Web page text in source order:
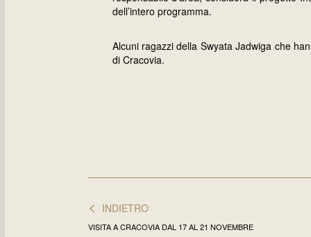
dell’intero programma.
Alcuni ragazzi della Swyata Jadwiga che
di Cracovia.
< INDIETRO
VISITA A CRACOVIA DAL 17 AL 21 NOVEMBRE